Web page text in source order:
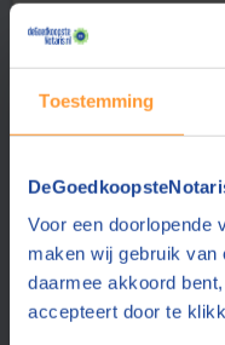
Toestemming
Voor een doorlopende
maken wij gebruik
daarmee akkoord
accepteert door te
Deze notaris biedt
1 Vergelijk en
Vraag een offerte aan
Tomlow en Partners
9.1
Zuidervaart &